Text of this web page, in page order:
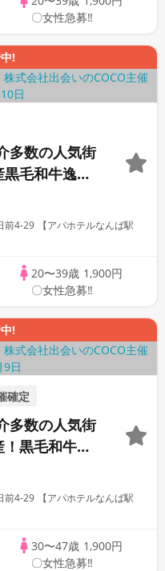
〇女性急募‼
!
多数の人気街
毛和牛逸品
逸品料理多
同世代で盛
席がえあ
4-29 【アパホテルなんば駅
20〜39歳 1,900円
〇女性急募‼
!
確定
多数の人気街
黒毛和牛肉
り逸品料理
【同世代で
がえあ
4-29 【アパホテルなんば駅
30〜47歳 1,900円
〇女性急募‼